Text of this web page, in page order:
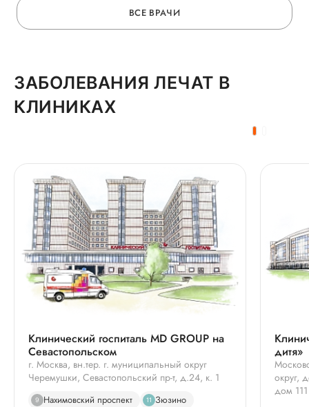
ВСЕ ВРАЧИ
ЗАБОЛЕВАНИЯ ЛЕЧАТ В
КЛИНИКАХ
Клинический госпиталь MD GROUP на
Севастопольском
г. Москва, вн.тер. г. муниципальный округ
Черемушки, Севастопольский пр-т, д.24, к. 1
9 Нахимовский проспект 11 Зюзино
дитя»
округ,
дом 111